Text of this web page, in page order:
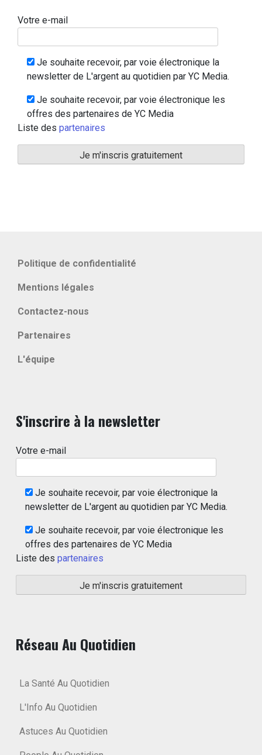
Votre e-mail
Je souhaite recevoir, par voie électronique la
newsletter de L'argent au quotidien par YC Media.
Je souhaite recevoir, par voie électronique les
offres des partenaires de YC Media
Liste des partenaires
Politique de confidentialité
Mentions légales
Contactez-nous
Partenaires
L'équipe
S'inscrire à la newsletter
Votre e-mail
Je souhaite recevoir, par voie électronique la
newsletter de L'argent au quotidien par YC Media.
Je souhaite recevoir, par voie électronique les
offres des partenaires de YC Media
Liste des partenaires
Réseau Au Quotidien
La Santé Au Quotidien
L'Info Au Quotidien
Astuces Au Quotidien